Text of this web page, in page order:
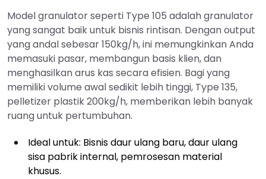
Model granulator seperti Type 105 adalah granulator
yang sangat baik untuk bisnis rintisan. Dengan output
yang andal sebesar 150kg/h, ini memungkinkan Anda
memasuki pasar, membangun basis klien, dan
menghasilkan arus kas secara efisien. Bagi yang
memiliki volume awal sedikit lebih tinggi, Type 135,
pelletizer plastik 200kg/h, memberikan lebih banyak
ruang untuk pertumbuhan.
Ideal untuk: Bisnis daur ulang baru, daur ulang
sisa pabrik internal, pemrosesan material
khusus.